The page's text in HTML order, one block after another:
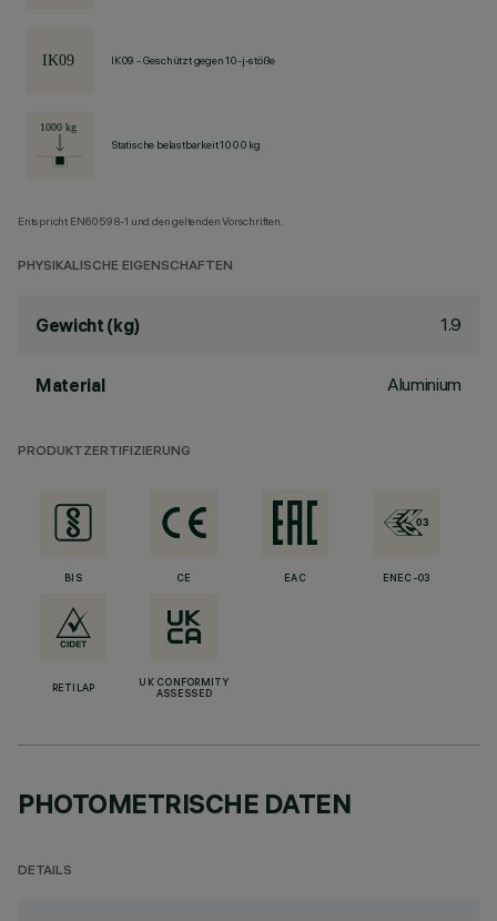
IK09 - Geschützt gegen 10-j-stöße
Statische belastbarkeit 1000 kg
Entspricht EN60598-1 und den geltenden Vorschriften.
PHYSIKALISCHE EIGENSCHAFTEN
Gewicht (kg) 1.9
Material Aluminium
PRODUKTZERTIFIZIERUNG
BIS CE EAC ENEC-03
RETILAP
UK CONFORMITY
ASSESSED
PHOTOMETRISCHE DATEN
DETAILS